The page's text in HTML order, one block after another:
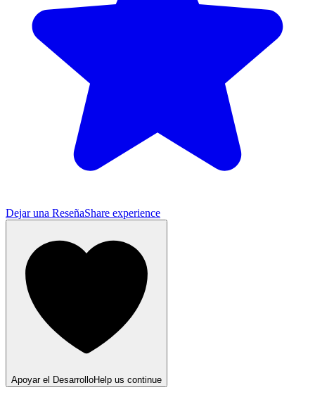
Dejar una ReseñaShare experience
Apoyar el DesarrolloHelp us continue